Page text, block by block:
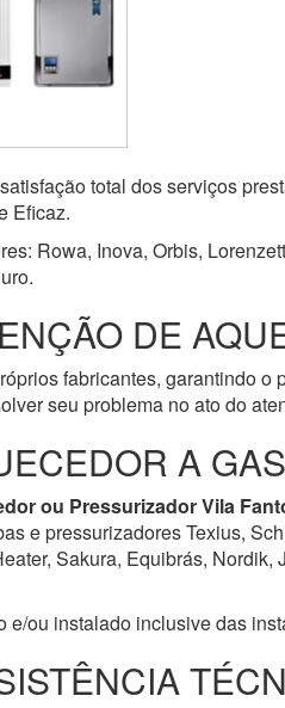
total dos serviços
Eficaz.
Rowa, Inova, Orbis,
DE
fabricantes, garantindo
seu problema no ato do
A
ou PressurizadorVila
e pressurizadores Texius,
Sakura, Equibrás,
ou instalado inclusive das